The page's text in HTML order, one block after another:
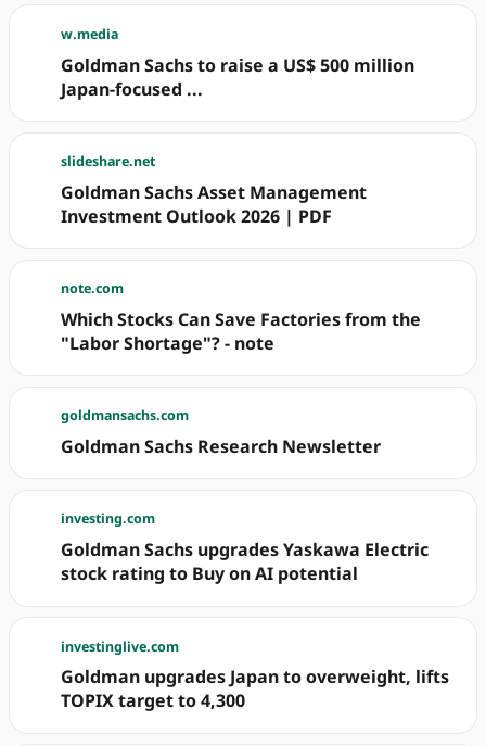
w.media
Goldman Sachs to raise a US$ 500 million
Japan-focused ...
slideshare.net
Goldman Sachs Asset Management
Investment Outlook 2026 | PDF
note.com
Which Stocks Can Save Factories from the
"Labor Shortage"? - note
goldmansachs.com
Goldman Sachs Research Newsletter
investing.com
Goldman Sachs upgrades Yaskawa Electric
stock rating to Buy on AI potential
investinglive.com
Goldman upgrades Japan to overweight, lifts
TOPIX target to 4,300